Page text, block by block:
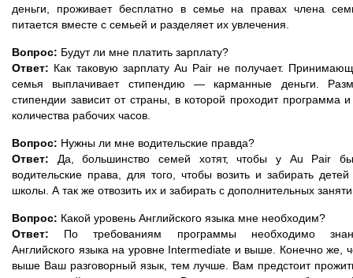
деньги, проживает бесплатно в семье на правах члена
питается вместе с семьей и разделяет их увлечения.
Вопрос: Будут ли мне платить зарплату?
Ответ: Как таковую зарплату Au Pair не получает.
семья выплачивает стипендию — карманные деньги.
стипендии зависит от страны, в которой проходит программа и
количества рабочих часов.
Вопрос: Нужны ли мне водительские правда?
Ответ: Да, большинство семей хотят, чтобы у Au Pair
водительские права, для того, чтобы возить и забирать детей
школы. А так же отвозить их и забирать с дополнительных
Вопрос: Какой уровень Английского языка мне необходим?
Ответ: По требованиям программы необходимо
Английского языка на уровне Intermediate и выше. Конечно же,
выше Ваш разговорный язык, тем лучше. Вам предстоит